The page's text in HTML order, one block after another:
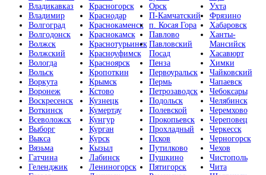
Владикавказ
Владимир
Волгоград
Волгодонск
Волжск
Волжский
Вологда
Вольск
Воркута
Воронеж
Воскресенск
Воткинск
Всеволожск
Выборг
Выкса
Вязьма
Гатчина
Геленджик
Красногорск
Краснодар
Краснокаменск
Краснокамск
Краснотурьинск
Красноуфимск
Красноярск
Кропоткин
Крымск
Кстово
Кузнецк
Кумертау
Кунгур
Курган
Курск
Кызыл
Лабинск
Лениногорск
Орск
П-Камчатский
п. Косая Гора
Павлово
Павловский
Посад
Пенза
Первоуральск
Пермь
Петрозаводск
Подольск
Полевской
Прокопьевск
Прохладный
Псков
Путилково
Пушкино
Пятигорск
Ухта
Фрязино
Хабаровск
Ханты-
Мансийск
Хасавюрт
Химки
Чайковский
Чапаевск
Чебоксары
Челябинск
Черемхово
Череповец
Черкесск
Черногорск
Чехов
Чистополь
Чита